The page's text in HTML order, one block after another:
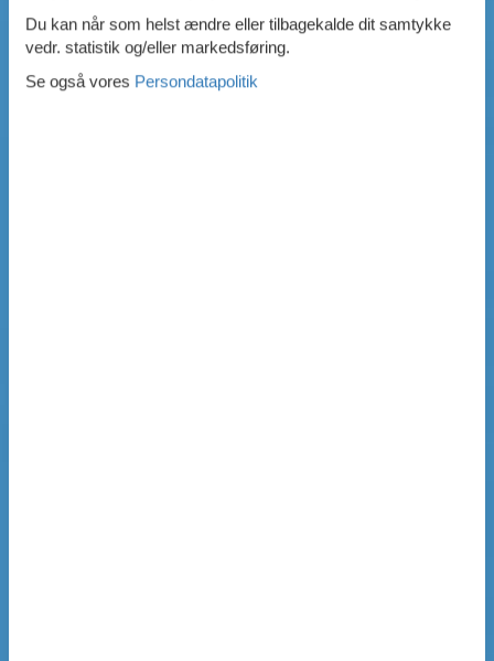
Du kan når som helst ændre eller tilbagekalde dit samtykke
vedr. statistik og/eller markedsføring.
Se også vores Persondatapolitik